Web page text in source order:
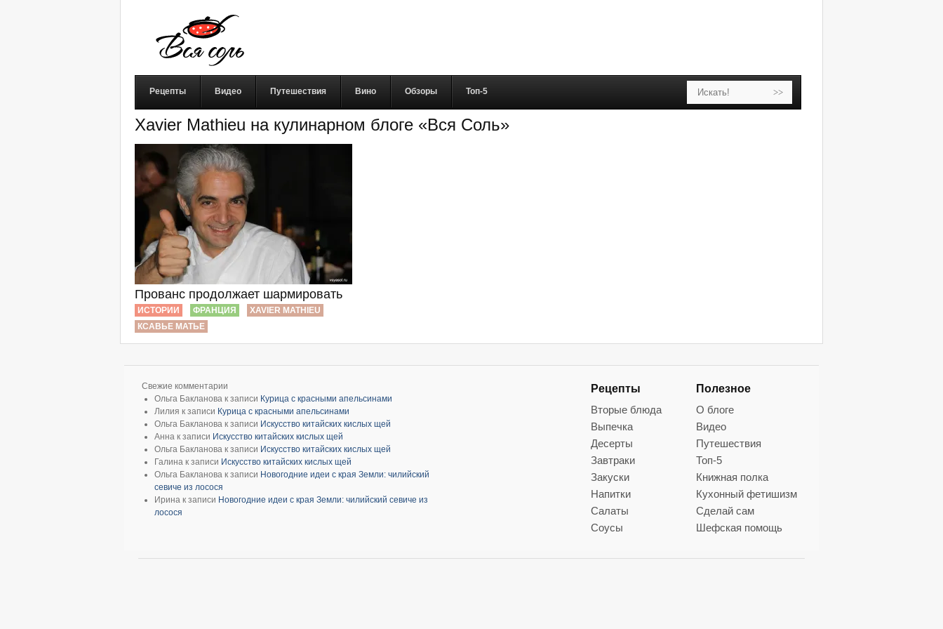
Рецепты Видео Путешествия Вино Обзоры Топ-5
Xavier Mathieu на кулинарном блоге «Вся Соль»
Прованс продолжает шармировать
ИСТОРИИ ФРАНЦИЯ
XAVIER MATHIEU
КСАВЬЕ МАТЬЕ
Свежие комментарии
Ольга Бакланова к записи Курица с красными апельсинами
Лилия к записи Курица с красными апельсинами
Ольга Бакланова к записи Искусство китайских кислых щей
Анна к записи Искусство китайских кислых щей
Ольга Бакланова к записи Искусство китайских кислых щей
Галина к записи Искусство китайских кислых щей
Ольга Бакланова к записи Новогодние идеи с края Земли: чилийский
севиче из лосося
Ирина к записи Новогодние идеи с края Земли: чилийский севиче из
лосося
Рецепты
Вторые блюда
Выпечка
Десерты
Завтраки
Закуски
Напитки
Салаты
Соусы
Полезное
О блоге
Видео
Путешествия
Топ-5
Книжная полка
Кухонный фетишизм
Сделай сам
Шефская помощь